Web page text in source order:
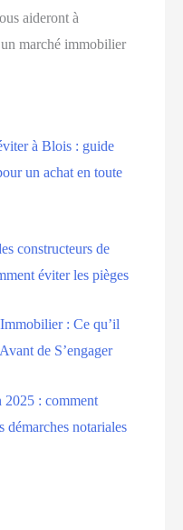
aideront à
marché immobilier
à Blois : guide
un achat en toute
constructeurs de
éviter les pièges
: Ce qu’il
de S’engager
2025 : comment
démarches notariales